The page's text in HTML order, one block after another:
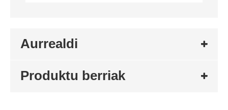
Aurrealdi
Produktu berriak